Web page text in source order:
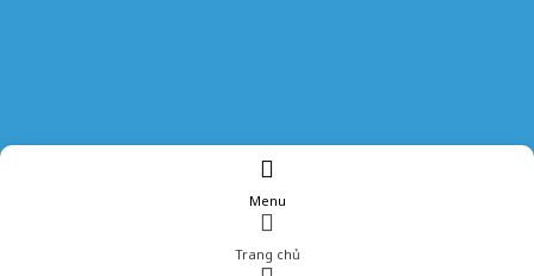
Menu
Trang chủ